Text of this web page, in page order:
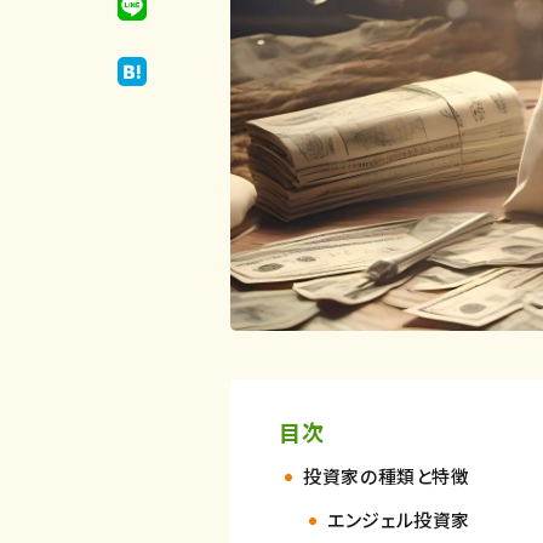
目次
投資家の種類と特徴
エンジェル投資家